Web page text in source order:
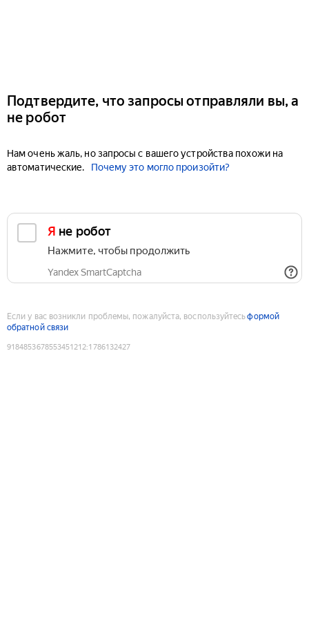
Подтвердите, что запросы отправляли вы, а
не робот
Нам очень жаль, но запросы с вашего устройства похожи на
автоматические.
Почему это могло произойти?
Я не робот
Нажмите, чтобы продолжить
Yandex SmartCaptcha
Если у вас возникли проблемы, пожалуйста, воспользуйтесьформой
обратной связи
9184853678553451212:1786132427